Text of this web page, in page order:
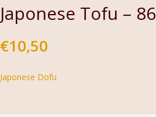
Japonese Tofu – 86
€10,50
Japonese Dofu